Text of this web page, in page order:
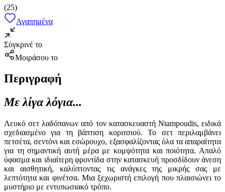
(25)
Αγαπημένα
Σύγκρινέ το
Μοιράσου το
Περιγραφή
Με λίγα λόγια...
Λευκό σετ λαδόπανων από τον κατασκευαστή Ntampoudis, ειδικά
σχεδιασμένο για τη βάπτιση κοριτσιού. Το σετ περιλαμβάνει
πετσέτα, σεντόνι και εσώρουχο, εξασφαλίζοντας όλα τα απαραίτητα
για τη σημαντική αυτή μέρα με κομψότητα και ποιότητα. Απαλό
ύφασμα και ιδιαίτερη φροντίδα στην κατασκευή προσδίδουν άνεση
και αισθητική, καλύπτοντας τις ανάγκες της μικρής σας με
λεπτότητα και φινέτσα. Μια ξεχωριστή επιλογή που πλαισιώνει το
μυστήριο με εντυπωσιακό τρόπο.